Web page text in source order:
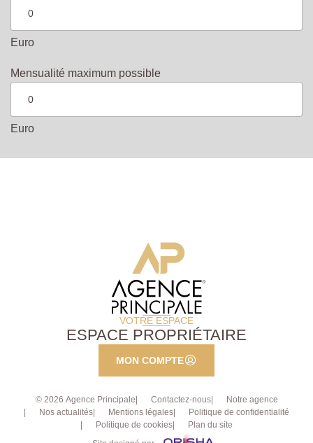
Euro
Mensualité maximum possible
Euro
VOTRE ESPACE
ESPACE PROPRIÉTAIRE
MON COMPTE
© 2026 Agence Principale Contactez-nous
Notre agence
Nos actualités
Mentions légales
Politique de confidentialité
Politique de cookies
Plan du site